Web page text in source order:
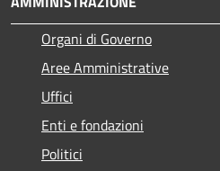
Organi di Governo
Aree Amministrative
Uffici
Enti e fondazioni
Politici